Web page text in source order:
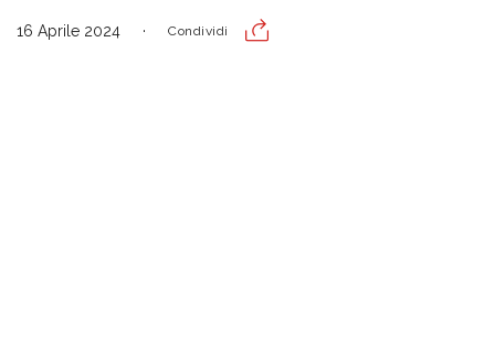
16 Aprile 2024 Condividi